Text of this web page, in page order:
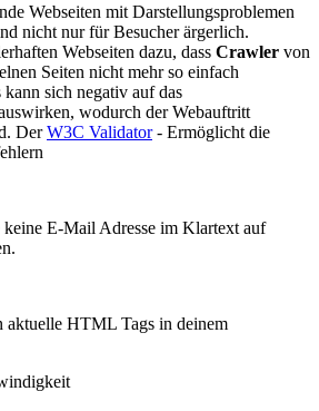
Webseiten mit Darstellungsproblemen
nicht nur für Besucher ärgerlich.
Webseiten dazu, dass Crawler von
Seiten nicht mehr so einfach
sich negativ auf das
wodurch der Webauftritt
DerW3C Validator- Ermöglicht die
keine E-Mail Adresse im Klartext auf
aktuelle HTML Tags in deinem